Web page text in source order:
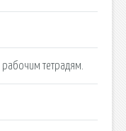
рабочим тетрадям.